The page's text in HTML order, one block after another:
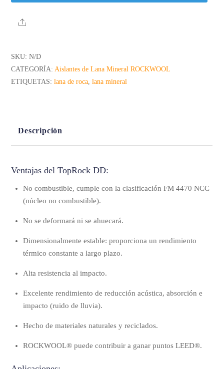
Share
SKU:N/D
CATEGORÍA:Aislantes de Lana Mineral ROCKWOOL
ETIQUETAS:lana de roca,lana mineral
Descripción
Ventajas del TopRock DD:
No combustible, cumple con la clasificación FM 4470 NCC
(núcleo no combustible).
No se deformará ni se ahuecará.
Dimensionalmente estable: proporciona un rendimiento
térmico constante a largo plazo.
Alta resistencia al impacto.
Excelente rendimiento de reducción acústica, absorción e
impacto (ruido de lluvia).
Hecho de materiales naturales y reciclados.
ROCKWOOL® puede contribuir a ganar puntos LEED®.